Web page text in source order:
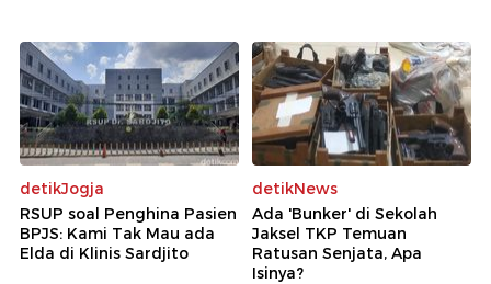
detikJogja
RSUP soal Penghina Pasien
BPJS: Kami Tak Mau ada
Elda di Klinis Sardjito
detikNews
Ada 'Bunker' di Sekolah
Jaksel TKP Temuan
Ratusan Senjata, Apa
Isinya?